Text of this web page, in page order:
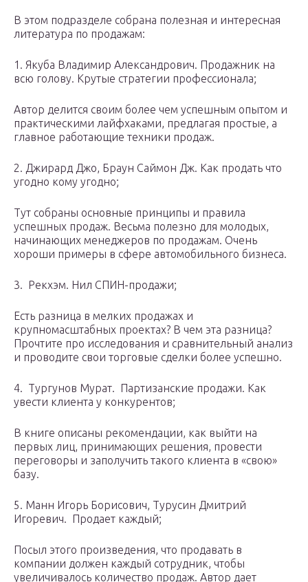
В этом подразделе собрана полезная и интересная
литература по продажам:
1. Якуба Владимир Александрович. Продажник на
всю голову. Крутые стратегии профессионала;
Автор делится своим более чем успешным опытом и
практическими лайфхаками, предлагая простые, а
главное работающие техники продаж.
2. Джирард Джо, Браун Саймон Дж. Как продать что
угодно кому угодно;
Тут собраны основные принципы и правила
успешных продаж. Весьма полезно для молодых,
начинающих менеджеров по продажам. Очень
хороши примеры в сфере автомобильного бизнеса.
3. Рекхэм. Нил СПИН-продажи;
Есть разница в мелких продажах и
крупномасштабных проектах? В чем эта разница?
Прочтите про исследования и сравнительный анализ
и проводите свои торговые сделки более успешно.
4. Тургунов Мурат. Партизанские продажи. Как
увести клиента у конкурентов;
В книге описаны рекомендации, как выйти на
первых лиц, принимающих решения, провести
переговоры и заполучить такого клиента в «свою»
базу.
5. Манн Игорь Борисович, Турусин Дмитрий
Игоревич. Продает каждый;
Посыл этого произведения, что продавать в
компании должен каждый сотрудник, чтобы
увеличивалось количество продаж. Автор дает